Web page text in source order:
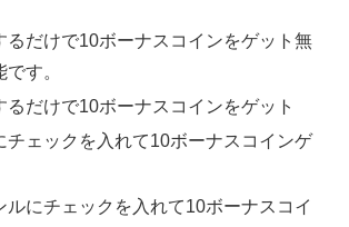
るだけで10ボーナスコインをゲット無
す。
るだけで10ボーナスコインをゲット
チェックを入れて10ボーナスコインゲ
ルにチェックを入れて10ボーナスコイ